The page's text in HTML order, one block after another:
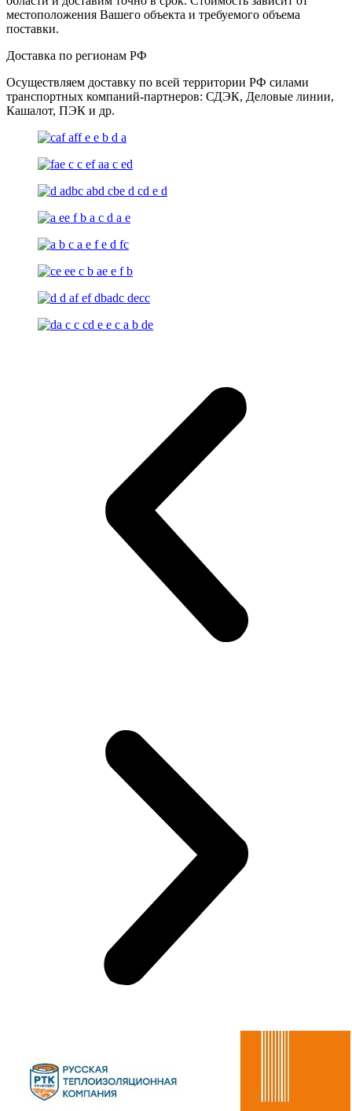
местоположения Вашего объекта и требуемого объема
поставки.
Доставка по регионам РФ
Осуществляем доставку по всей территории РФ силами
транспортных компаний-партнеров: СДЭК, Деловые линии,
Кашалот, ПЭК и др.